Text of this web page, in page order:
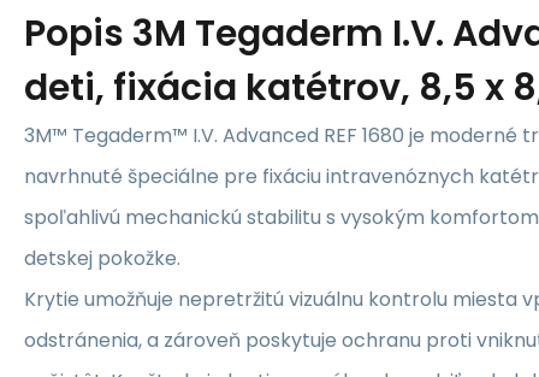
Popis 3M Tegaderm I.V.
deti, fixácia katétrov, 8,5 x
3M™ Tegaderm™ I.V. Advanced REF 1680 je moderné
navrhnuté špeciálne pre fixáciu intravenóznych
spoľahlivú mechanickú stabilitu s vysokým
detskej pokožke.
Krytie umožňuje nepretržitú vizuálnu kontrolu miesta
odstránenia, a zároveň poskytuje ochranu proti